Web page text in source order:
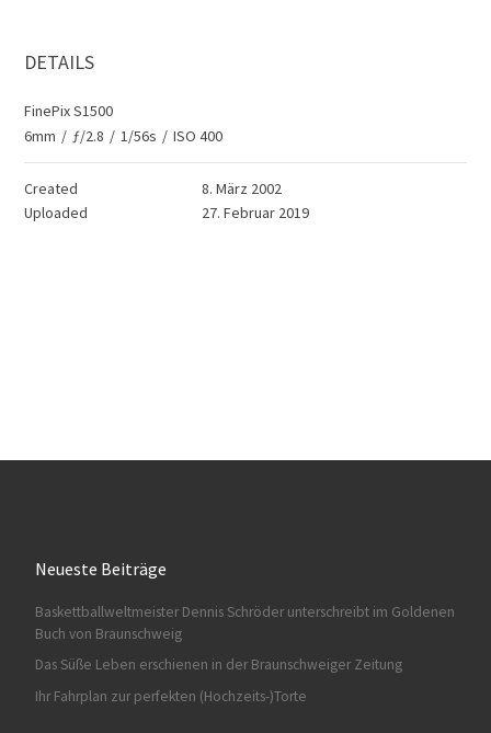
DETAILS
FinePix S1500
6mm / ƒ/2.8 / 1/56s / ISO 400
Created
8. März 2002
Uploaded
27. Februar 2019
Neueste Beiträge
Baskettballweltmeister Dennis Schröder unterschreibt im Goldenen
Buch von Braunschweig
Das Süße Leben erschienen in der Braunschweiger Zeitung
Ihr Fahrplan zur perfekten (Hochzeits-)Torte